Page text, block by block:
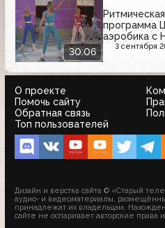
30:06
программа
аэробика с
3 сентября
О проекте
Помочь сайту
Обратная связь
Топ пользователей
Дизайн и верстка сайта © «Старый
аудио- и видеоматериалы,
принадлежат их владельцам.
сайте не оспаривает авторские права